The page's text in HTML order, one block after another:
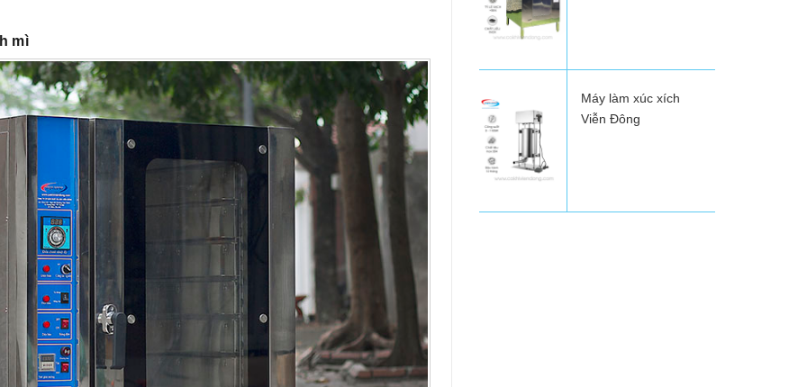
hảo
mì!
cách nào?
bánh mì
mì
Máy làm xúc xích
Viễn Đông